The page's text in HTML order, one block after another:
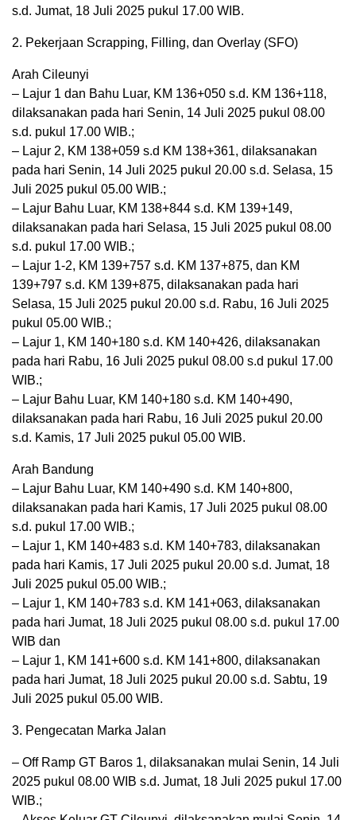
s.d. Jumat, 18 Juli 2025 pukul 17.00 WIB.
2. Pekerjaan Scrapping, Filling, dan Overlay (SFO)
Arah Cileunyi
– Lajur 1 dan Bahu Luar, KM 136+050 s.d. KM 136+118,
dilaksanakan pada hari Senin, 14 Juli 2025 pukul 08.00
s.d. pukul 17.00 WIB.;
– Lajur 2, KM 138+059 s.d KM 138+361, dilaksanakan
pada hari Senin, 14 Juli 2025 pukul 20.00 s.d. Selasa, 15
Juli 2025 pukul 05.00 WIB.;
– Lajur Bahu Luar, KM 138+844 s.d. KM 139+149,
dilaksanakan pada hari Selasa, 15 Juli 2025 pukul 08.00
s.d. pukul 17.00 WIB.;
– Lajur 1-2, KM 139+757 s.d. KM 137+875, dan KM
139+797 s.d. KM 139+875, dilaksanakan pada hari
Selasa, 15 Juli 2025 pukul 20.00 s.d. Rabu, 16 Juli 2025
pukul 05.00 WIB.;
– Lajur 1, KM 140+180 s.d. KM 140+426, dilaksanakan
pada hari Rabu, 16 Juli 2025 pukul 08.00 s.d pukul 17.00
WIB.;
– Lajur Bahu Luar, KM 140+180 s.d. KM 140+490,
dilaksanakan pada hari Rabu, 16 Juli 2025 pukul 20.00
s.d. Kamis, 17 Juli 2025 pukul 05.00 WIB.
Arah Bandung
– Lajur Bahu Luar, KM 140+490 s.d. KM 140+800,
dilaksanakan pada hari Kamis, 17 Juli 2025 pukul 08.00
s.d. pukul 17.00 WIB.;
– Lajur 1, KM 140+483 s.d. KM 140+783, dilaksanakan
pada hari Kamis, 17 Juli 2025 pukul 20.00 s.d. Jumat, 18
Juli 2025 pukul 05.00 WIB.;
– Lajur 1, KM 140+783 s.d. KM 141+063, dilaksanakan
pada hari Jumat, 18 Juli 2025 pukul 08.00 s.d. pukul 17.00
WIB dan
– Lajur 1, KM 141+600 s.d. KM 141+800, dilaksanakan
pada hari Jumat, 18 Juli 2025 pukul 20.00 s.d. Sabtu, 19
Juli 2025 pukul 05.00 WIB.
3. Pengecatan Marka Jalan
– Off Ramp GT Baros 1, dilaksanakan mulai Senin, 14 Juli
2025 pukul 08.00 WIB s.d. Jumat, 18 Juli 2025 pukul 17.00
WIB.;